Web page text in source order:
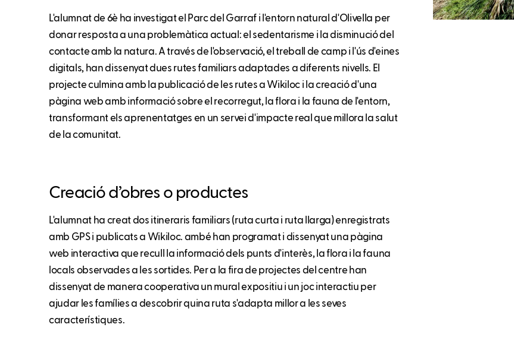
L'alumnat de 6è ha investigat el Parc del Garraf i l'entorn natural d'Olivella per
donar resposta a una problemàtica actual: el sedentarisme i la disminució del
contacte amb la natura. A través de l'observació, el treball de camp i l'ús d'eines
digitals, han dissenyat dues rutes familiars adaptades a diferents nivells. El
projecte culmina amb la publicació de les rutes a Wikiloc i la creació d'una
pàgina web amb informació sobre el recorregut, la flora i la fauna de l'entorn,
transformant els aprenentatges en un servei d'impacte real que millora la salut
de la comunitat.
Creació d’obres o productes
L'alumnat ha creat dos itineraris familiars (ruta curta i ruta llarga) enregistrats
amb GPS i publicats a Wikiloc. ambé han programat i dissenyat una pàgina
web interactiva que recull la informació dels punts d'interès, la flora i la fauna
locals observades a les sortides. Per a la fira de projectes del centre han
dissenyat de manera cooperativa un mural expositiu i un joc interactiu per
ajudar les famílies a descobrir quina ruta s'adapta millor a les seves
característiques.